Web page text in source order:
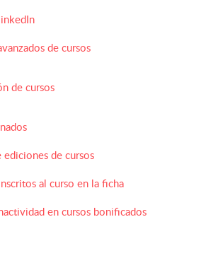
de cursos
de cursos
de cursos
al curso en la ficha
en cursos bonificados